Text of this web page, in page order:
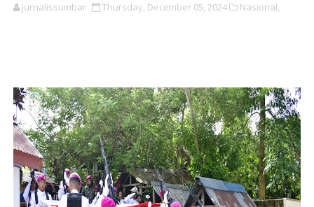
jurnalissumbar Thursday, December 05, 2024 Nasional,